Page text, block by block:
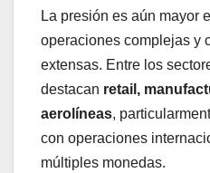
La presión es aún mayor
operaciones complejas y
extensas. Entre los
destacan retail,
aerolíneas,
con operaciones
múltiples monedas.